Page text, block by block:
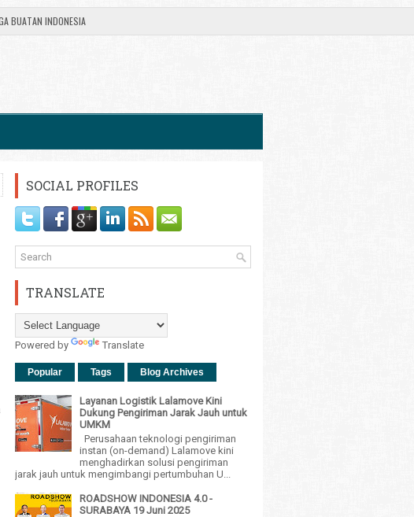
BUATAN INDONESIA
SOCIAL PROFILES
TRANSLATE
Powered by Translate
Popular Tags Blog Archives
Layanan Logistik Lalamove Kini
Dukung Pengiriman Jarak Jauh untuk
UMKM
Perusahaan teknologi pengiriman
instan (on-demand) Lalamove kini
menghadirkan solusi pengiriman
jarak jauh untuk mengimbangi pertumbuhan U...
ROADSHOW INDONESIA 4.0 -
SURABAYA 19 Juni 2025